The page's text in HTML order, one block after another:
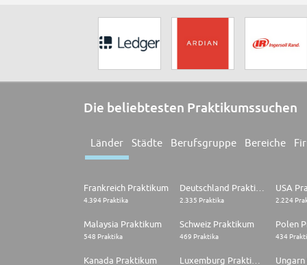
Die beliebtesten Praktikumssuchen
Länder Städte Berufsgruppe Bereiche
Frankreich Praktikum
4.394 Praktika 2.335 Praktika
USA
2.224
Malaysia Praktikum
548 Praktika
Schweiz Praktikum
469 Praktika
Polen
434
Kanada Praktikum